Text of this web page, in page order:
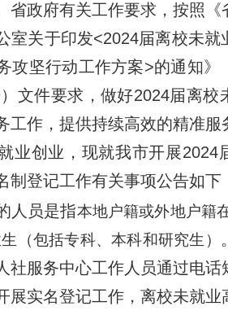
省政府有关工作要求，按照《
室关于印发<2024届离校未就
攻坚行动工作方案>的通知》
）文件要求，做好2024届离校
工作，提供持续高效的精准服
业创业，现就我市开展2024
制登记工作有关事项公告如下
员是指本地户籍或外地户籍
（包括专科、本科和研究生）
社服务中心工作人员通过电话
展实名登记工作，离校未就业